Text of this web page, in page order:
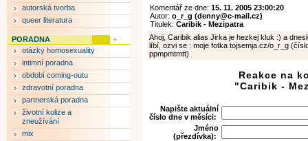
Komentář ze dne: 15. 11. 2005 23:00:20
Autor: o_r_g (denny@c-mail.cz)
Titulek: Caribik - Mezipatra
Ahoj, Caribik alias Jirka je hezkej kluk :) a
líbí, ozvi se : moje fotka tojsemja.cz/o_r_g
ppmpmtmtt)
Reakce na
"Caribik -
Napište aktuální
číslo dne v měsíci:
Jméno
(přezdívka):
autorská tvorba
queer literatura
PORADNA
otázky homosexuality
intimní poradna
období coming-outu
zdravotní poradna
partnerská poradna
životní kolize a
zneužívání
mix